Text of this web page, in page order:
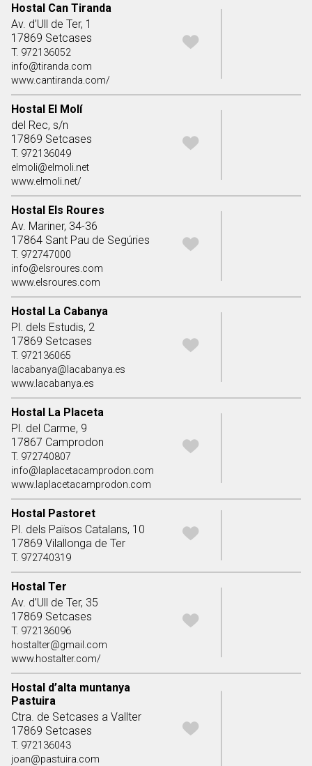
Hostal Can Tiranda
Av. d’Ull de Ter, 1
17869 Setcases
T. 972136052
info@tiranda.com
www.cantiranda.com/
Hostal El Molí
del Rec, s/n
17869 Setcases
T. 972136049
elmoli@elmoli.net
www.elmoli.net/
Hostal Els Roures
Av. Mariner, 34-36
17864 Sant Pau de Segúries
T. 972747000
info@elsroures.com
www.elsroures.com
Hostal La Cabanya
Pl. dels Estudis, 2
17869 Setcases
T. 972136065
lacabanya@lacabanya.es
www.lacabanya.es
Hostal La Placeta
Pl. del Carme, 9
17867 Camprodon
T. 972740807
info@laplacetacamprodon.com
www.laplacetacamprodon.com
Hostal Pastoret
Pl. dels Països Catalans, 10
17869 Vilallonga de Ter
T. 972740319
Hostal Ter
Av. d’Ull de Ter, 35
17869 Setcases
T. 972136096
hostalter@gmail.com
www.hostalter.com/
Hostal d’alta muntanya
Pastuira
Ctra. de Setcases a Vallter
17869 Setcases
T. 972136043
joan@pastuira.com